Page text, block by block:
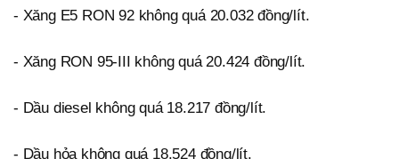
- Xăng E5 RON 92 không quá 20.032 đồng/lít.
- Xăng RON 95-III không quá 20.424 đồng/lít.
- Dầu diesel không quá 18.217 đồng/lít.
- Dầu hỏa không quá 18.524 đồng/lít.